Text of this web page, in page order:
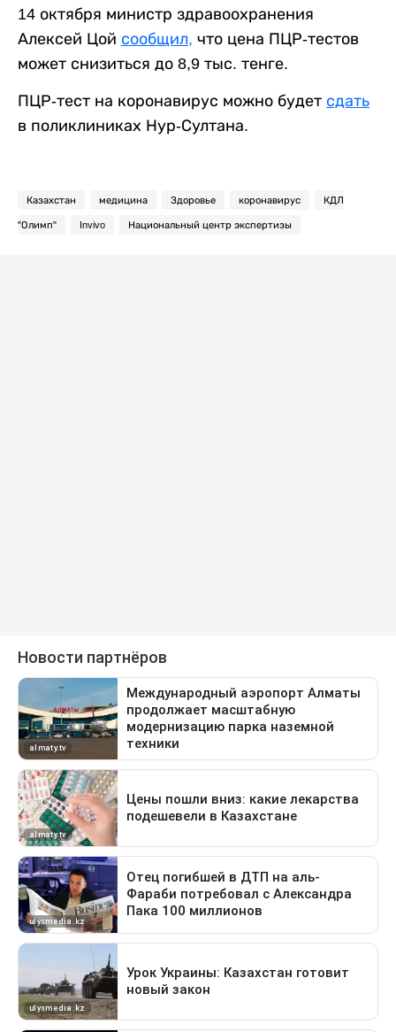
14 октября министр здравоохранения
Алексей Цой сообщил, что цена ПЦР-тестов
может снизиться до 8,9 тыс. тенге.
ПЦР-тест на коронавирус можно будет сдать
в поликлиниках Нур-Султана.
Казахстан медицина Здоровье коронавирус КДЛ
"Олимп" Invivo Национальный центр экспертизы